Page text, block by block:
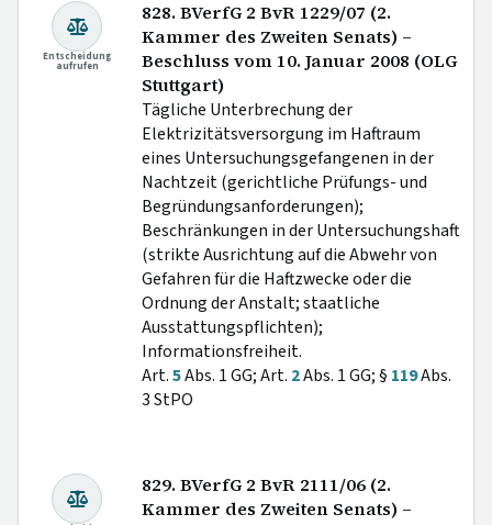
Entscheidung
aufrufen
828. BVerfG 2 BvR 1229/07 (2.
Kammer des Zweiten Senats) –
Beschluss vom 10. Januar 2008 (OLG
Stuttgart)
Tägliche Unterbrechung der
Elektrizitätsversorgung im Haftraum
eines Untersuchungsgefangenen in der
Nachtzeit (gerichtliche Prüfungs- und
Begründungsanforderungen);
Beschränkungen in der Untersuchungshaft
(strikte Ausrichtung auf die Abwehr von
Gefahren für die Haftzwecke oder die
Ordnung der Anstalt; staatliche
Ausstattungspflichten);
Informationsfreiheit.
Art.5Abs. 1 GG; Art. 2Abs. 1 GG; § 119Abs.
3 StPO
829. BVerfG 2 BvR 2111/06 (2.
Kammer des Zweiten Senats) –